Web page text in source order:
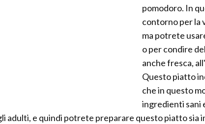
pomodoro. In
contorno per la
ma potrete
o per condire
anche fresca,
Questo piatto
che in questo
ingredienti sani
adulti, e quindi potrete preparare questo piatto sia